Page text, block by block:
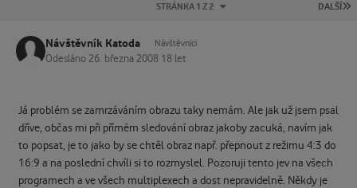
DALŠÍ
STRÁNKA 1 Z 2
Návštěvník Katoda Návštěvníci
Odesláno 26. března 2008 18 let
Já problém se zamrzáváním obrazu taky nemám. Ale jak už jsem psal
dříve, občas mi při přímém sledování obraz jakoby zacuká, navím jak
to popsat, je to jako by se chtěl obraz např. přepnout z režimu 4:3 do
16:9 a na poslední chvíli si to rozmyslel. Pozoruji tento jev na všech
programech a ve všech multiplexech a dost nepravidelně. Někdy je